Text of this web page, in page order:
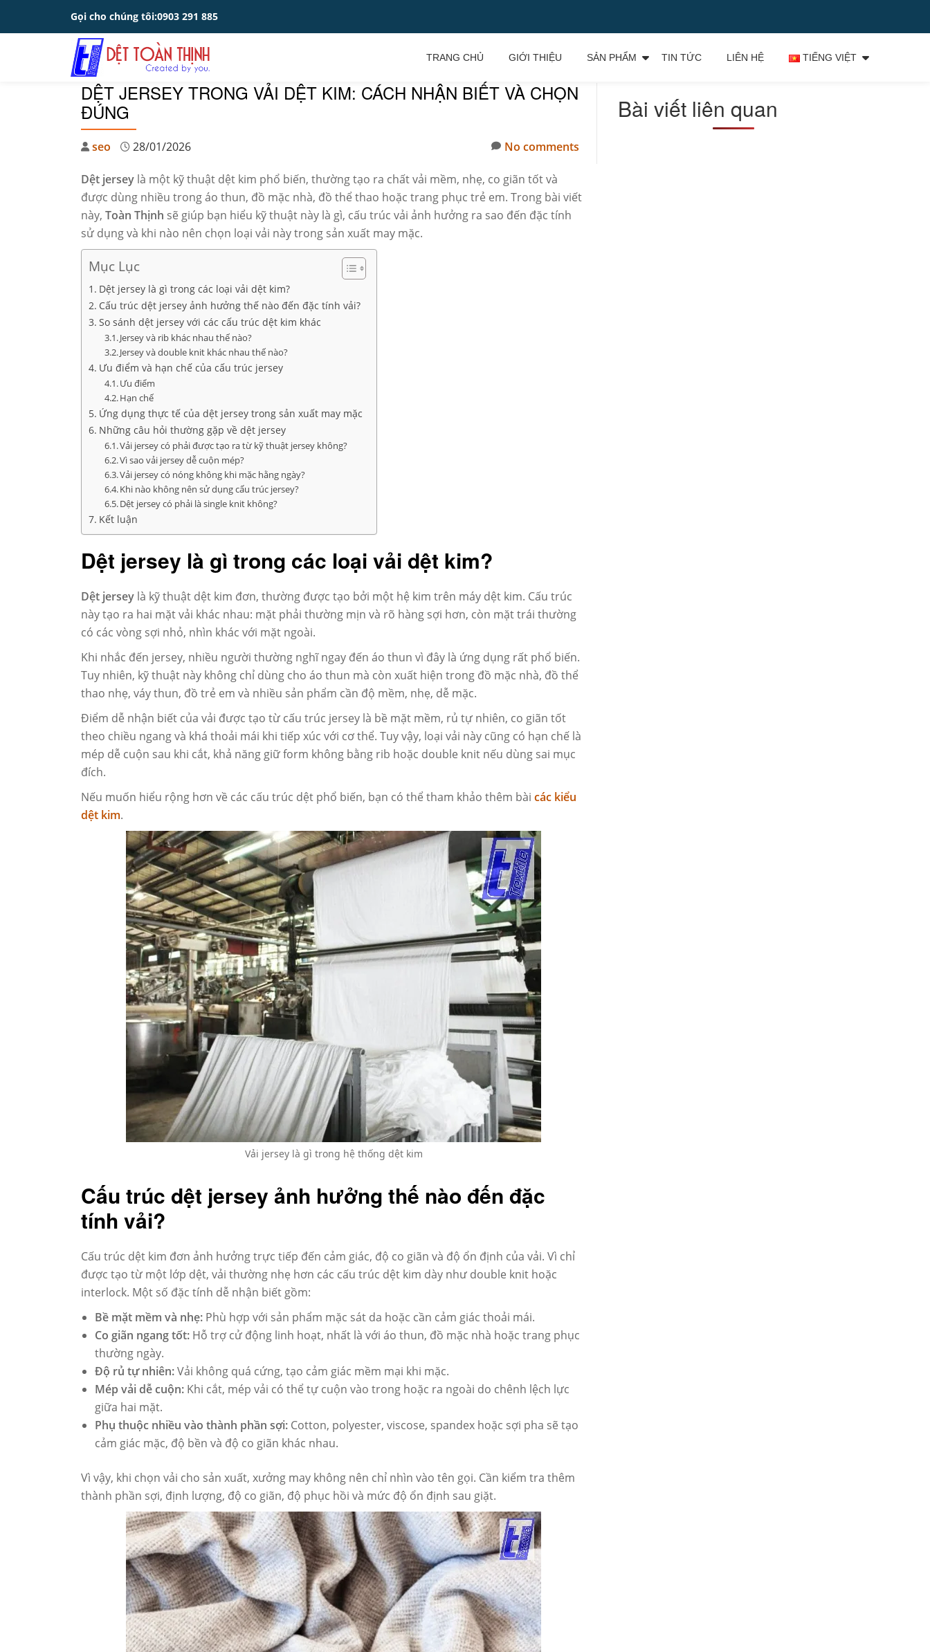
Skip
Gọi cho chúng tôi:0903 291 885
TRANG CHỦ GIỚI THIỆU SẢN PHẨM TIN TỨC LIÊN HỆ TIẾNG VIỆT
DỆT JERSEY TRONG VẢI DỆT KIM: CÁCH NHẬN BIẾT VÀ CHỌN
ĐÚNG
seo 28/01/2026 No comments
Dệt jersey là một kỹ thuật dệt kim phổ biến, thường tạo ra chất vải mềm, nhẹ, co giãn tốt và
được dùng nhiều trong áo thun, đồ mặc nhà, đồ thể thao hoặc trang phục trẻ em. Trong bài viết
này, Toàn Thịnh sẽ giúp bạn hiểu kỹ thuật này là gì, cấu trúc vải ảnh hưởng ra sao đến đặc tính
sử dụng và khi nào nên chọn loại vải này trong sản xuất may mặc.
Mục Lục
Dệt jersey là gì trong các loại vải dệt kim?
Cấu trúc dệt jersey ảnh hưởng thế nào đến đặc tính vải?
So sánh dệt jersey với các cấu trúc dệt kim khác
Jersey và rib khác nhau thế nào?
Jersey và double knit khác nhau thế nào?
Ưu điểm và hạn chế của cấu trúc jersey
Ưu điểm
Hạn chế
Ứng dụng thực tế của dệt jersey trong sản xuất may mặc
Những câu hỏi thường gặp về dệt jersey
Vải jersey có phải được tạo ra từ kỹ thuật jersey không?
Vì sao vải jersey dễ cuộn mép?
Vải jersey có nóng không khi mặc hằng ngày?
Khi nào không nên sử dụng cấu trúc jersey?
Dệt jersey có phải là single knit không?
Kết luận
Dệt jersey là gì trong các loại vải dệt kim?
Dệt jersey là kỹ thuật dệt kim đơn, thường được tạo bởi một hệ kim trên máy dệt kim. Cấu trúc
này tạo ra hai mặt vải khác nhau: mặt phải thường mịn và rõ hàng sợi hơn, còn mặt trái thường
có các vòng sợi nhỏ, nhìn khác với mặt ngoài.
Khi nhắc đến jersey, nhiều người thường nghĩ ngay đến áo thun vì đây là ứng dụng rất phổ biến.
Tuy nhiên, kỹ thuật này không chỉ dùng cho áo thun mà còn xuất hiện trong đồ mặc nhà, đồ thể
thao nhẹ, váy thun, đồ trẻ em và nhiều sản phẩm cần độ mềm, nhẹ, dễ mặc.
Điểm dễ nhận biết của vải được tạo từ cấu trúc jersey là bề mặt mềm, rủ tự nhiên, co giãn tốt
theo chiều ngang và khá thoải mái khi tiếp xúc với cơ thể. Tuy vậy, loại vải này cũng có hạn chế là
mép dễ cuộn sau khi cắt, khả năng giữ form không bằng rib hoặc double knit nếu dùng sai mục
đích.
Nếu muốn hiểu rộng hơn về các cấu trúc dệt phổ biến, bạn có thể tham khảo thêm bài các kiểu
dệt kim.
Vải jersey là gì trong hệ thống dệt kim
Cấu trúc dệt jersey ảnh hưởng thế nào đến đặc
tính vải?
Cấu trúc dệt kim đơn ảnh hưởng trực tiếp đến cảm giác, độ co giãn và độ ổn định của vải. Vì chỉ
được tạo từ một lớp dệt, vải thường nhẹ hơn các cấu trúc dệt kim dày như double knit hoặc
interlock. Một số đặc tính dễ nhận biết gồm:
Bề mặt mềm và nhẹ: Phù hợp với sản phẩm mặc sát da hoặc cần cảm giác thoải mái.
Co giãn ngang tốt: Hỗ trợ cử động linh hoạt, nhất là với áo thun, đồ mặc nhà hoặc trang phục
thường ngày.
Độ rủ tự nhiên:Vải không quá cứng, tạo cảm giác mềm mại khi mặc.
Mép vải dễ cuộn: Khi cắt, mép vải có thể tự cuộn vào trong hoặc ra ngoài do chênh lệch lực
giữa hai mặt.
Phụ thuộc nhiều vào thành phần sợi: Cotton, polyester, viscose, spandex hoặc sợi pha sẽ tạo
cảm giác mặc, độ bền và độ co giãn khác nhau.
Vì vậy, khi chọn vải cho sản xuất, xưởng may không nên chỉ nhìn vào tên gọi. Cần kiểm tra thêm
thành phần sợi, định lượng, độ co giãn, độ phục hồi và mức độ ổn định sau giặt.
Bài viết liên quan